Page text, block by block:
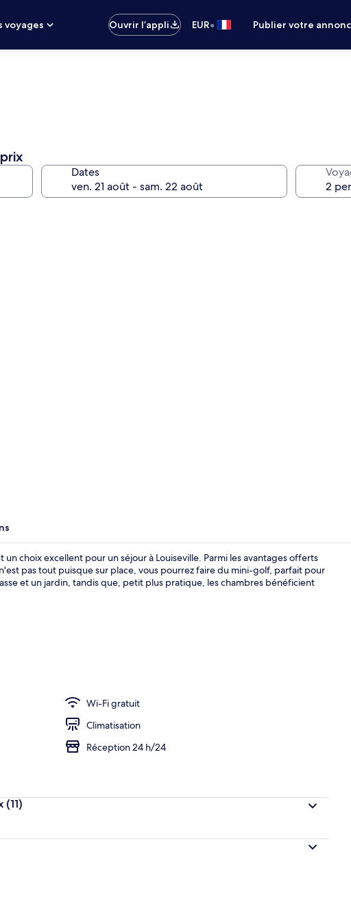
voyages
Ouvrir l’appli EUR• Publier votre
Dates
choix excellent pour un séjour à Louiseville. Parmi les avantages offerts
pas tout puisque sur place, vous pourrez faire du mini-golf, parfait pour
et un jardin, tandis que, petit plus pratique, les chambres bénéficient
Wi-Fi gratuit
Climatisation
Réception 24 h/24
(11)